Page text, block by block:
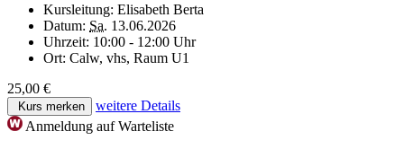
Kursleitung: Elisabeth Berta
Datum: Sa. 13.06.2026
Uhrzeit: 10:00 - 12:00 Uhr
Ort: Calw, vhs, Raum U1
25,00 €
Kurs merken
weitere Details
Anmeldung auf Warteliste